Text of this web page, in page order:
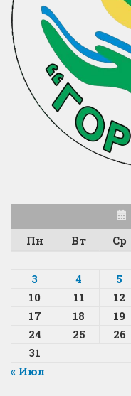
Пн
Вт Ср
3
4 5
10
11 12
17
18 19
24
25 26
31
« Июл